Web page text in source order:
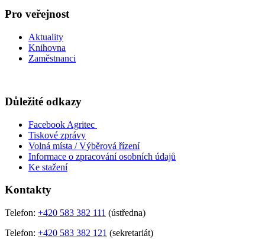
Pro veřejnost
Aktuality
Knihovna
Zaměstnanci
Důležité odkazy
Facebook Agritec
Tiskové zprávy
Volná místa / Výběrová řízení
Informace o zpracování osobních údajů
Ke stažení
Kontakty
Telefon: +420 583 382 111 (ústředna)
Telefon: +420 583 382 121 (sekretariát)